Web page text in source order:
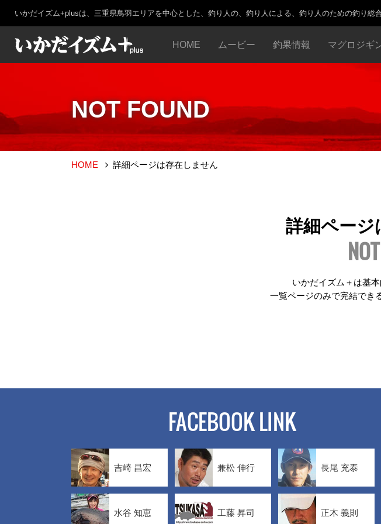
いかだイズム+plusは、三重県鳥羽エリアを中心とした、釣り人の、釣り人による、釣り人のための釣り総
HOME ムービー 釣果情報 マグロジギ
NOT FOUND
HOME 詳細ページは存在しません
詳細ページ
いかだイズム＋は基
一覧ページのみで完結でき
FACEBOOK LINK
吉崎 昌宏 兼松 伸行 長尾 充泰
水谷 知恵 工藤 昇司 正木 義則